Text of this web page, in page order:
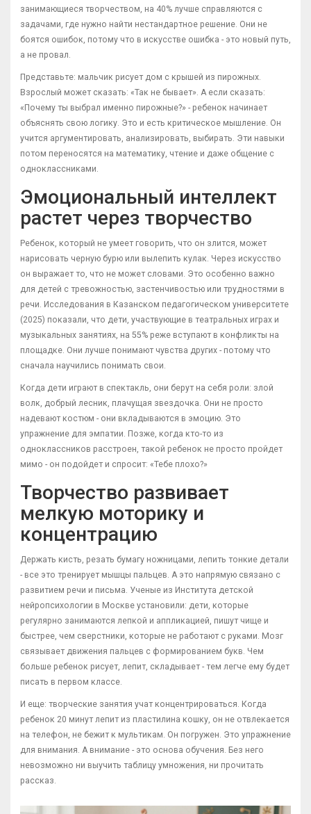
занимающиеся творчеством, на 40% лучше справляются с
задачами, где нужно найти нестандартное решение. Они не
боятся ошибок, потому что в искусстве ошибка - это новый путь,
а не провал.
Представьте: мальчик рисует дом с крышей из пирожных.
Взрослый может сказать: «Так не бывает». А если сказать:
«Почему ты выбрал именно пирожные?» - ребенок начинает
объяснять свою логику. Это и есть критическое мышление. Он
учится аргументировать, анализировать, выбирать. Эти навыки
потом переносятся на математику, чтение и даже общение с
одноклассниками.
Эмоциональный интеллект
растет через творчество
Ребенок, который не умеет говорить, что он злится, может
нарисовать черную бурю или вылепить кулак. Через искусство
он выражает то, что не может словами. Это особенно важно
для детей с тревожностью, застенчивостью или трудностями в
речи. Исследования в Казанском педагогическом университете
(2025) показали, что дети, участвующие в театральных играх и
музыкальных занятиях, на 55% реже вступают в конфликты на
площадке. Они лучше понимают чувства других - потому что
сначала научились понимать свои.
Когда дети играют в спектакль, они берут на себя роли: злой
волк, добрый лесник, плачущая звездочка. Они не просто
надевают костюм - они вкладываются в эмоцию. Это
упражнение для эмпатии. Позже, когда кто-то из
одноклассников расстроен, такой ребенок не просто пройдет
мимо - он подойдет и спросит: «Тебе плохо?»
Творчество развивает
мелкую моторику и
концентрацию
Держать кисть, резать бумагу ножницами, лепить тонкие детали
- все это тренирует мышцы пальцев. А это напрямую связано с
развитием речи и письма. Ученые из Института детской
нейропсихологии в Москве установили: дети, которые
регулярно занимаются лепкой и аппликацией, пишут чище и
быстрее, чем сверстники, которые не работают с руками. Мозг
связывает движения пальцев с формированием букв. Чем
больше ребенок рисует, лепит, складывает - тем легче ему будет
писать в первом классе.
И еще: творческие занятия учат концентрироваться. Когда
ребенок 20 минут лепит из пластилина кошку, он не отвлекается
на телефон, не бежит к мультикам. Он погружен. Это упражнение
для внимания. А внимание - это основа обучения. Без него
невозможно ни выучить таблицу умножения, ни прочитать
рассказ.